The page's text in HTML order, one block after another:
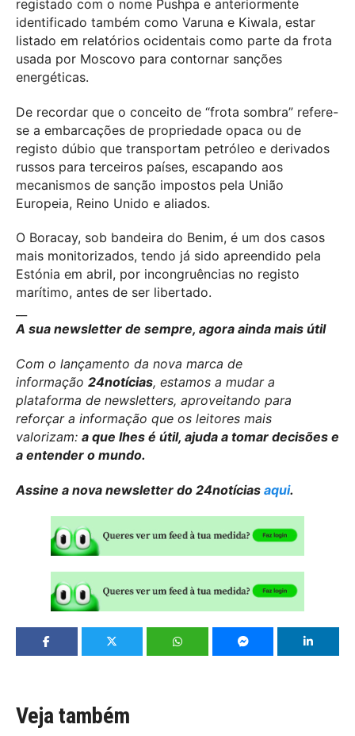
registado com o nome Pushpa e anteriormente
identificado também como Varuna e Kiwala, estar
listado em relatórios ocidentais como parte da frota
usada por Moscovo para contornar sanções
energéticas.
De recordar que o conceito de “frota sombra” refere-
se a embarcações de propriedade opaca ou de
registo dúbio que transportam petróleo e derivados
russos para terceiros países, escapando aos
mecanismos de sanção impostos pela União
Europeia, Reino Unido e aliados.
O Boracay, sob bandeira do Benim, é um dos casos
mais monitorizados, tendo já sido apreendido pela
Estónia em abril, por incongruências no registo
marítimo, antes de ser libertado.
A sua newsletter de sempre, agora ainda mais útil
Com o lançamento da nova marca de
informação 24notícias, estamos a mudar a
plataforma de newsletters, aproveitando para
reforçar a informação que os leitores mais
valorizam: a que lhes é útil, ajuda a tomar decisões e
a entender o mundo.
Assine a nova newsletter do 24notícias aqui.
Veja também